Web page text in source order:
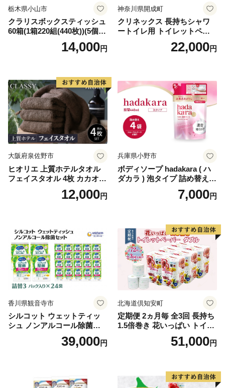
栃木県小山市
クラリスボックスティッシュ
60箱(1箱220組(440枚))(5個入
り×12セット)【1256759】
14,000円
神奈川県開成町
クリネックス 長持ちシャワ
ートイレ用 トイレットペー
パー（ダブル）64ロール(8ロ
ール×8パック) 開成町 トイレ
蓄 防災 エコ 消耗品 生活雑貨
生活用品 無香料 トイレット
ペーパー ダブル といれっと
ぺーぱー トイレ クレシア ト
イレットペーパー [BDBH002
-1]
22,000円
大阪府泉佐野市
ヒオリエ 上質ホテルタオル
フェイスタオル 4枚 カカオ
【タオル 泉州タオル 吸水 普
段使い 無地 シンプル 日用品
12,000円
兵庫県小野市
ボディソープ hadakara ( ハ
ダカラ ) 泡タイプ 詰め替え 4
40ml×4袋 ボディーソープ 泡
ボディソープ 泡 日用品 消耗
泡石鹸 石鹸 兵庫 兵庫県 小野
7,000円
香川県観音寺市
シルコット ウェットティッ
シュ ノンアルコール除菌詰
替（43枚×3P）×24袋 日用品
おもちゃ 拭き取り 手拭き 外
39,000円
北海道倶知安町
定期便 2ヵ月毎 全3回 長持ち
1.5倍巻き 花いっぱい トイレ
ットペーパー ダブル 45ｍ 計
72ロール 全18種 花柄 プリン
ー 消耗品 備蓄 送料無料 北海
道 倶知安町 日用品
51,000円